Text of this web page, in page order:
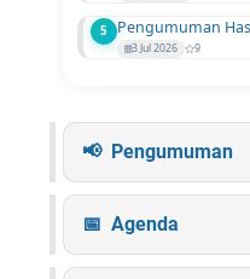
5 Pengumuman
3 Jul 2026 9
Pengumuman
Agenda